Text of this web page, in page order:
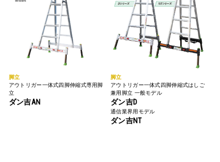
脚立
アウトリガー一体式四脚伸縮式専用脚
立
ダン吉AN
脚立
アウトリガー一体式四脚伸縮式はしご
兼用脚立 一般モデル
ダン吉D
通信業界用モデル
ダン吉NT